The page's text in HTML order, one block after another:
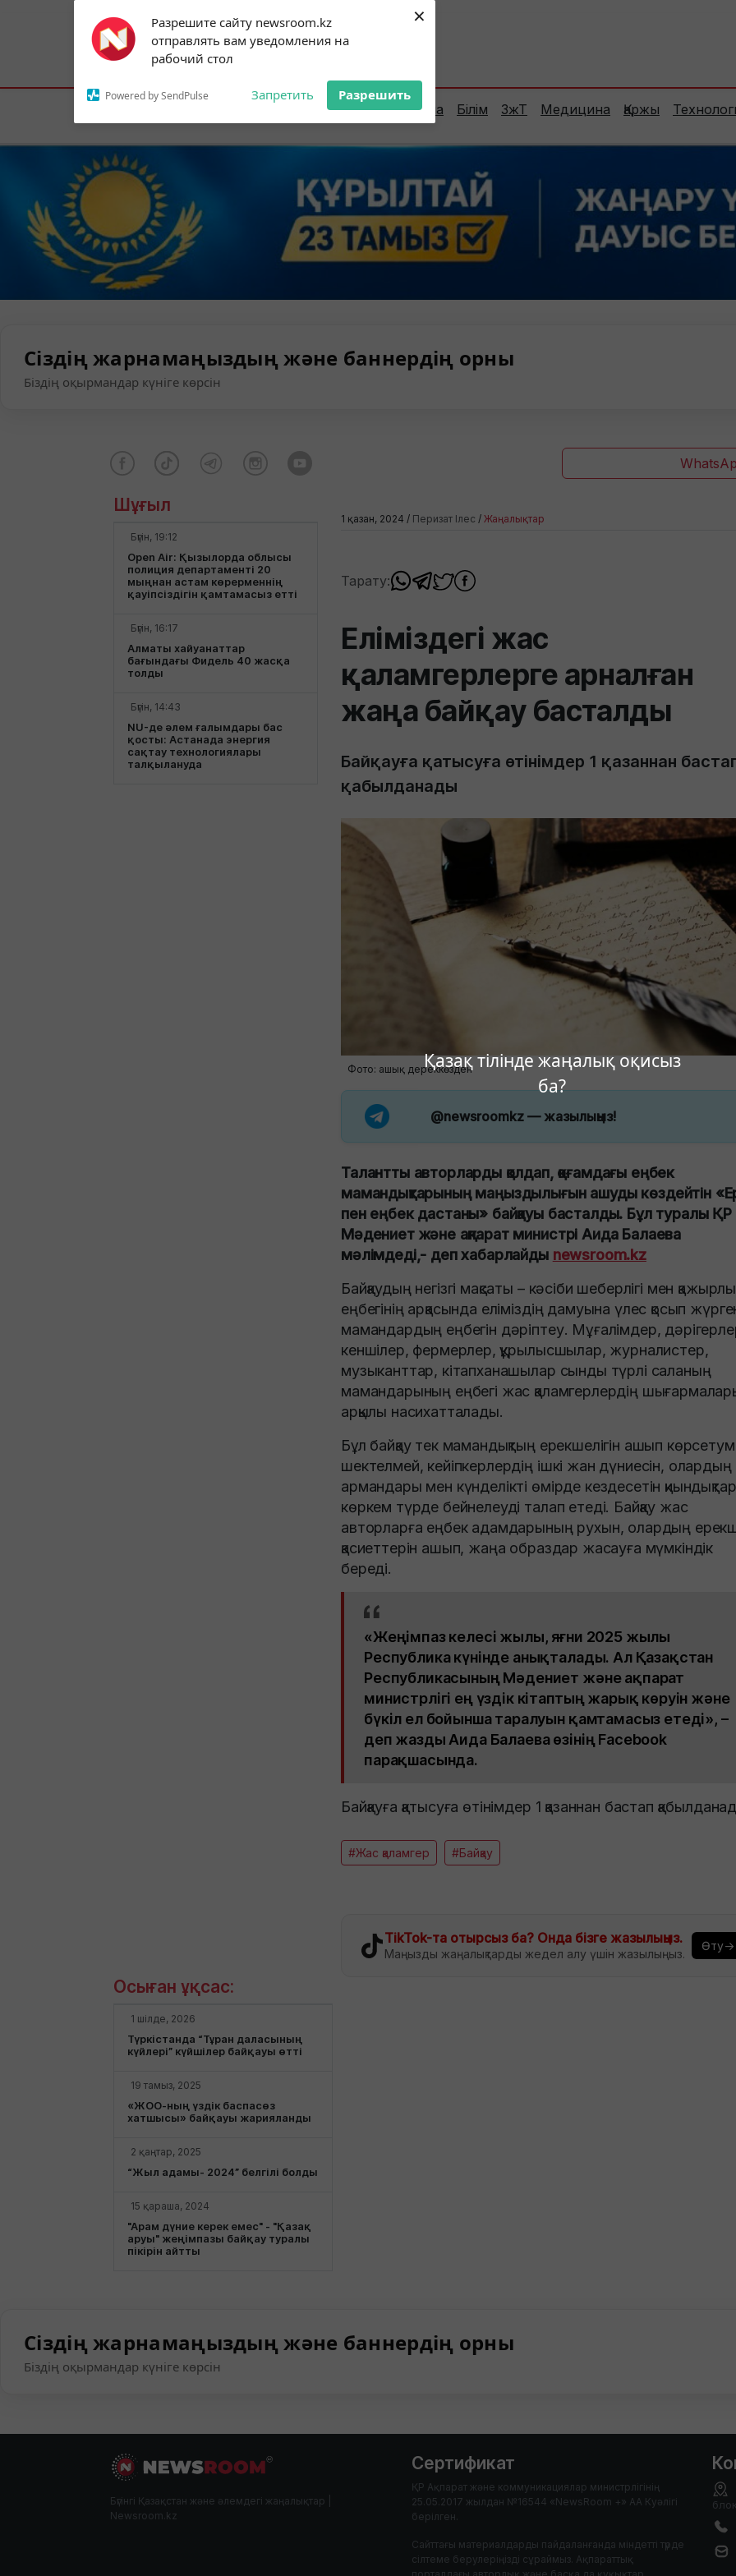
Разрешите сайту newsroom.kz
отправлять вам уведомления на
рабочий стол
Powered by SendPulse Запретить Разрешить
×
Қазақ тілінде жаңалық оқисыз
ба?
Subscribe to our
notifications!
To enable permission prompts, click on
the notification icon
Астана:19°C Алматы:23°C Шымкент:
Елорда Сараптама Білім ЗжТ Медицина Қаржы
Сіздің жарнамаңыздың және баннердің орны
Біздің оқырмандар күніге көрсін
Шұғыл
Бүгін, 19:12
Open Air: Қызылорда облысы
полиция департаменті 20
мыңнан астам көрерменнің
қауіпсіздігін қамтамасыз етті
Бүгін, 16:17
Алматы хайуанаттар
бағындағы Фидель 40 жасқа
толды
Бүгін, 14:43
NU-де әлем ғалымдары бас
қосты: Астанада энергия
сақтау технологиялары
талқылануда
1 қазан, 2024 / Перизат Ілес / Жаңалықтар
Тарату:
Еліміздегі жас
қаламгерлерге арналған
жаңа байқау басталды
Байқауға қатысуға өтінімдер 1 қазаннан
қабылданады
Фото: ашық дереккөзден
@newsroomkz— жазылыңыз!
Талантты авторларды қолдап, қоғамдағы еңбек
мамандықтарының маңыздылығын ашуды көздейтін
пен еңбек дастаны» байқауы басталды. Бұл туралы ҚР
Мәдениет және ақпарат министрі Аида Балаева
мәлімдеді,- деп хабарлайды newsroom.kz
Байқаудың негізгі мақсаты – кәсіби шеберлігі мен қажырлы
еңбегінің арқасында еліміздің дамуына үлес қосып
мамандардың еңбегін дәріптеу. Мұғалімдер,
кеншілер, фермерлер, құрылысшылар, журналистер,
музыканттар, кітапханашылар сынды түрлі саланың
мамандарының еңбегі жас қаламгерлердің
арқылы насихатталады.
Бұл байқау тек мамандықтың ерекшелігін ашып
шектелмей, кейіпкерлердің ішкі жан дүниесін, олардың
армандары мен күнделікті өмірде кездесетін
көркем түрде бейнелеуді талап етеді. Байқау жас
авторларға еңбек адамдарының рухын, олардың
қасиеттерін ашып, жаңа образдар жасауға мүмкіндік
береді.
«Жеңімпаз келесі жылы, яғни 2025 жылы
Республика күнінде анықталады. Ал Қазақстан
Республикасының Мәдениет және ақпарат
министрлігі ең үздік кітаптың жарық көруін және
бүкіл ел бойынша таралуын қамтамасыз етеді», –
деп жазды Аида Балаева өзінің Facebook
парақшасында.
Байқауға қатысуға өтінімдер 1 қазаннан бастап
#Жас қаламгер #Байқау
TikTok-та отырсыз ба? Онда бізге жазылыңыз.
Маңызды жаңалықтарды жедел алу үшін жазылыңыз.
Өту→
Осыған ұқсас:
1 шілде, 2026
Түркістанда “Тұран даласының
күйлері” күйшілер байқауы өтті
19 тамыз, 2025
«ЖОО-ның үздік баспасөз
хатшысы» байқауы жарияланды
2 қаңтар, 2025
“Жыл адамы- 2024” белгілі болды
15 қараша, 2024
"Арам дүние керек емес" - "Қазақ
аруы" жеңімпазы байқау туралы
пікірін айтты
Сіздің жарнамаңыздың және баннердің орны
Біздің оқырмандар күніге көрсін
Бүгінгі Қазақстан және әлемдегі жаңалықтар |
Newsroom.kz
Сертификат
ҚР Ақпарат және коммуникациялар министрлігінің
25.05.2017 жылдан №16544 «NewsRoom +» АА Куәлігі
берілген.
Сайттағы материалдарды пайдаланғанда міндетті түрде
сілтеме берулеріңізді сұраймыз. Ақпараттық